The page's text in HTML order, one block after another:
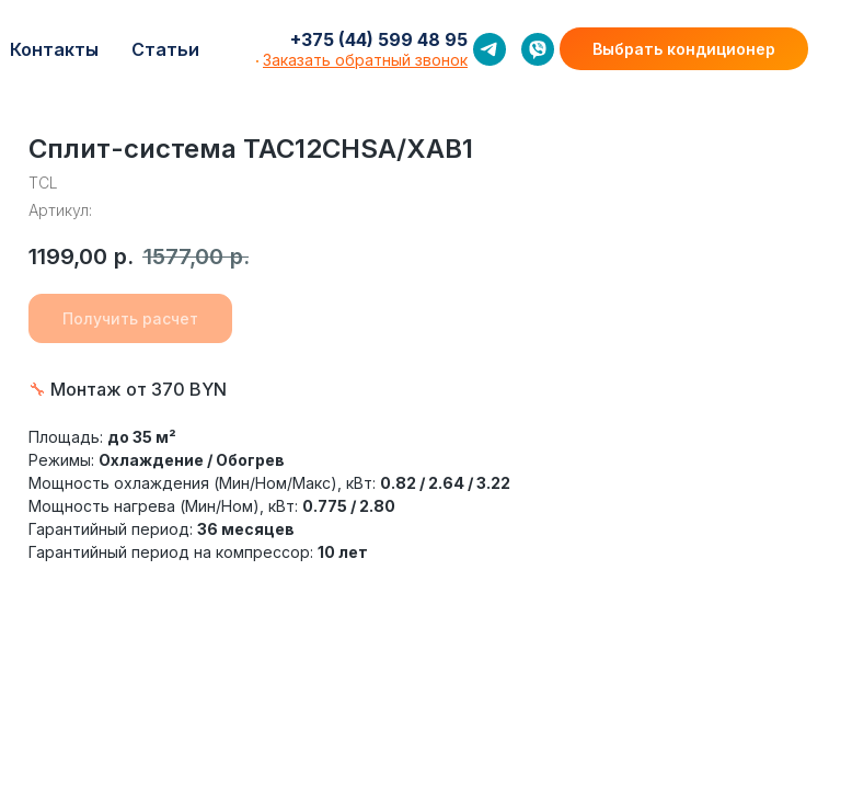
Контакты +375 (44) 599 48 95
Заказать обратный
звонок
Выбрать кондиционер
Статьи
Контакты Статьи +375 (44) 599 48 95
· Заказать обратный звонок
Выбрать кондиционер
Сплит-система TAC12CHSA/XAB1
TCL
Артикул:
1199,00 р. 1577,00 р.
Получить расчет
🔧 Монтаж от 370 BYN
Площадь: до 35 м²
Режимы: Охлаждение / Обогрев
Мощность охлаждения (Мин/Ном/Макс), кВт: 0.82 / 2.64 / 3.22
Мощность нагрева (Мин/Ном), кВт: 0.775 / 2.80
Гарантийный период: 36 месяцев
Гарантийный период на компрессор: 10 лет